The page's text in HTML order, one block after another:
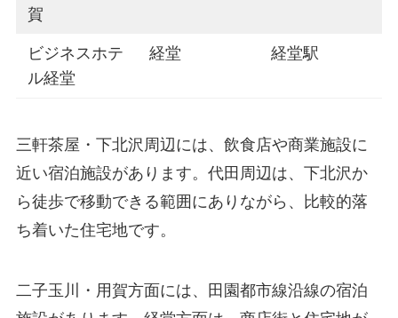
賀
ビジネスホテ
ル経堂
経堂 経堂駅
三軒茶屋・下北沢周辺には、飲食店や商業施設に
近い宿泊施設があります。代田周辺は、下北沢か
ら徒歩で移動できる範囲にありながら、比較的落
ち着いた住宅地です。
二子玉川・用賀方面には、田園都市線沿線の宿泊